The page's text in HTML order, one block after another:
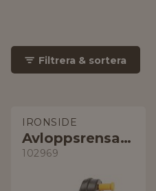
Filtrera & sortera
IRONSIDE
Avloppsrensare
102969